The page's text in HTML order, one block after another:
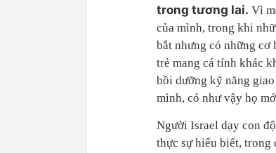
trong tương lai. Vì
của mình, trong khi
bắt nhưng có những cơ
trẻ mang cá tính khác
bồi dưỡng kỹ năng
mình, có như vậy họ
Người Israel dạy con
thực sự hiểu biết, trong